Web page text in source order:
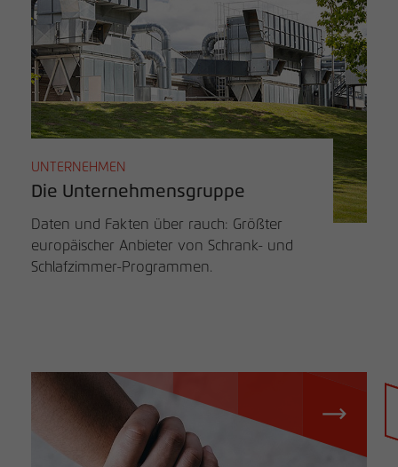
Händlersuche
UNTERNEHMEN
Die Unternehmensgruppe
Daten und Fakten über rauch: Größter
europäischer Anbieter von Schrank- und
Schlafzimmer-Programmen.